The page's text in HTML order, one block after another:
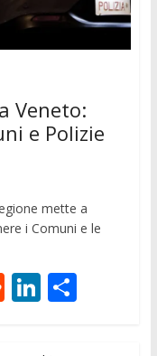
Veneto:
e Polizie
mette a
i Comuni e le
R Li
k
C